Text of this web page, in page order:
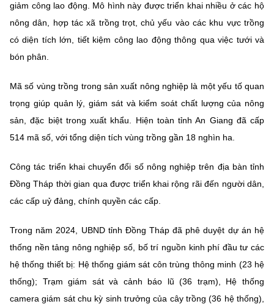
giảm công lao động. Mô hình này được triển khai nhiều ở các hộ
nông dân, hợp tác xã trồng trọt, chủ yếu vào các khu vực trồng
có diện tích lớn, tiết kiệm công lao động thông qua việc tưới và
bón phân.
Mã số vùng trồng trong sản xuất nông nghiệp là một yếu tố quan
trọng giúp quản lý, giám sát và kiểm soát chất lượng của nông
sản, đặc biệt trong xuất khẩu. Hiện toàn tỉnh An Giang đã cấp
514 mã số, với tổng diện tích vùng trồng gần 18 nghìn ha.
Công tác triển khai chuyển đổi số nông nghiệp trên địa bàn tỉnh
Đồng Tháp thời gian qua được triển khai rộng rãi đến người dân,
các cấp uỷ đảng, chính quyền các cấp.
Trong năm 2024, UBND tỉnh Đồng Tháp đã phê duyệt dự án hệ
thống nền tảng nông nghiệp số, bố trí nguồn kinh phí đầu tư các
hệ thống thiết bị: Hệ thống giám sát côn trùng thông minh (23 hệ
thống); Trạm giám sát và cảnh báo lũ (36 trạm), Hệ thống
camera giám sát chu kỳ sinh trưởng của cây trồng (36 hệ thống),